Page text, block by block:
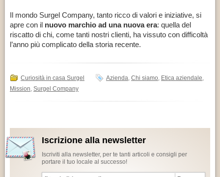
Il mondo Surgel Company, tanto ricco di valori e iniziative, si
apre con il nuovo marchio ad una nuova era: quella del
riscatto di chi, come tanti nostri clienti, ha vissuto con difficoltà
l’anno più complicato della storia recente.
Curiosità in casa Surgel Azienda Chi siamo Etica aziendale
Mission Surgel Company
Iscrizione alla newsletter
Iscriviti alla newsletter, per te tanti articoli e consigli per
portare il tuo locale al successo!